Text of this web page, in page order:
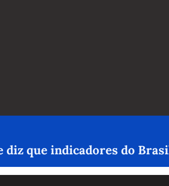
diz que indicadores do